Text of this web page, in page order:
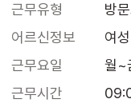
근무유형
방
어르신정보
여
근무요일
월~
근무시간